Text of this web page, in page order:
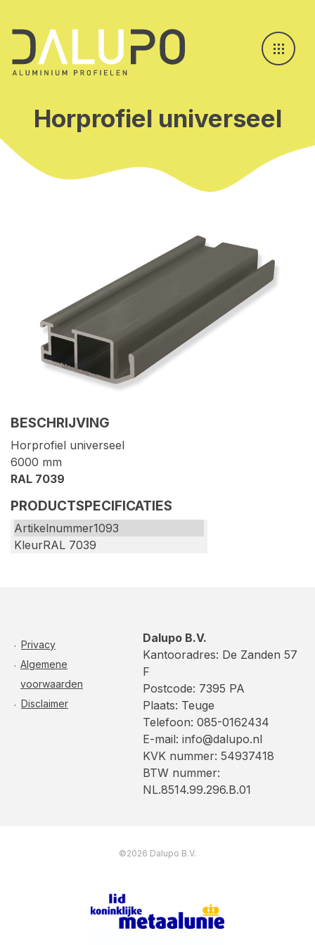
Horprofiel universeel
BESCHRIJVING
Horprofiel universeel
6000 mm
RAL 7039
PRODUCTSPECIFICATIES
Artikelnummer1093
KleurRAL 7039
Privacy
Algemene
voorwaarden
Disclaimer
Dalupo B.V.
Kantooradres: De Zanden 57
F
Postcode: 7395 PA
Plaats: Teuge
Telefoon: 085-0162434
E-mail: info@dalupo.nl
KVK nummer: 54937418
BTW nummer:
NL.8514.99.296.B.01
©2026 Dalupo B.V.